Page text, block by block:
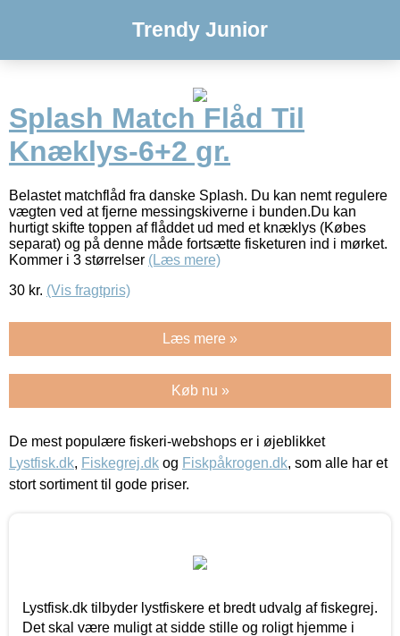
Trendy Junior
Splash Match Flåd Til
Knæklys-6+2 gr.
Belastet matchflåd fra danske Splash. Du kan nemt regulere
vægten ved at fjerne messingskiverne i bunden.Du kan
hurtigt skifte toppen af flåddet ud med et knæklys (Købes
separat) og på denne måde fortsætte fisketuren ind i mørket.
Kommer i 3 størrelser (Læs mere)
30 kr. (Vis fragtpris)
Læs mere »
Køb nu »
De mest populære fiskeri-webshops er i øjeblikket
Lystfisk.dk, Fiskegrej.dk og Fiskpåkrogen.dk, som alle har et
stort sortiment til gode priser.
Lystfisk.dk tilbyder lystfiskere et bredt udvalg af fiskegrej.
Det skal være muligt at sidde stille og roligt hjemme i